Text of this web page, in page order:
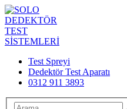
Test Spreyi
Dedektör Test Aparatı
0312 911 3893